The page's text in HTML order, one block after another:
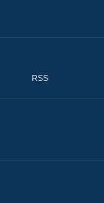
RSS